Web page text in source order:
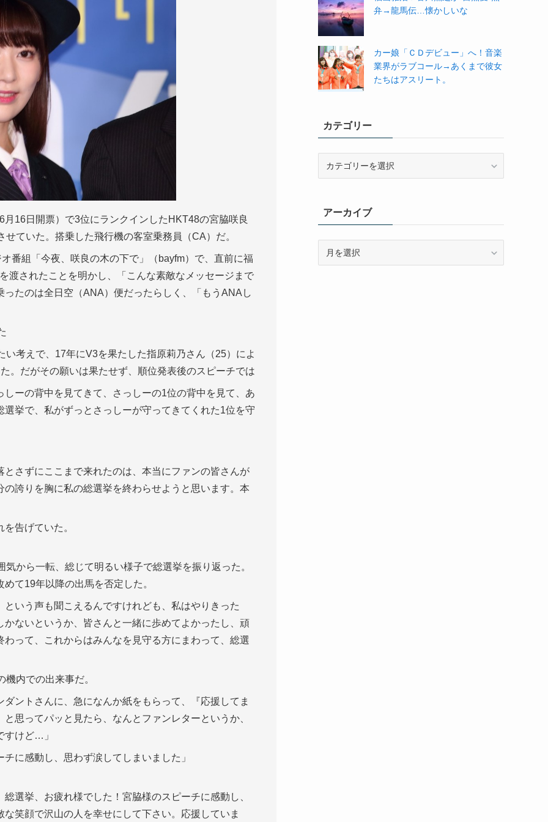
16日開票）で3位にランクインしたHKT48の宮脇咲良
ていた。搭乗した飛行機の客室乗務員（CA）だ。
番組「今夜、咲良の木の下で」（bayfm）で、直前に福
渡されたことを明かし、「こんな素敵なメッセージまで
たのは全日空（ANA）便だったらしく、「もうANAし
考えで、17年にV3を果たした指原莉乃さん（25）によ
。だがその願いは果たせず、順位発表後のスピーチでは
ーの背中を見てきて、さっしーの1位の背中を見て、あ
挙で、私がずっとさっしーが守ってきてくれた1位を守
さずにここまで来れたのは、本当にファンの皆さんが
誇りを胸に私の総選挙を終わらせようと思います。本
告げていた。
から一転、総じて明るい様子で総選挙を振り返った。
て19年以降の出馬を否定した。
いう声も聞こえるんですけれども、私はやりきった
ないというか、皆さんと一緒に歩めてよかったし、頑
って、これからはみんなを見守る方にまわって、総選
内での出来事だ。
ントさんに、急になんか紙をもらって、『応援してま
思ってパッと見たら、なんとファンレターというか、
すけど…」
に感動し、思わず涙してしまいました」
選挙、お疲れ様でした！宮脇様のスピーチに感動し、
笑顔で沢山の人を幸せにして下さい。応援していま
弁→龍馬伝…懐かしいな
カー娘「ＣＤデビュー」へ！音楽
業界がラブコール→あくまで彼女
たちはアスリート。
カテゴリー
ーアーカイブ